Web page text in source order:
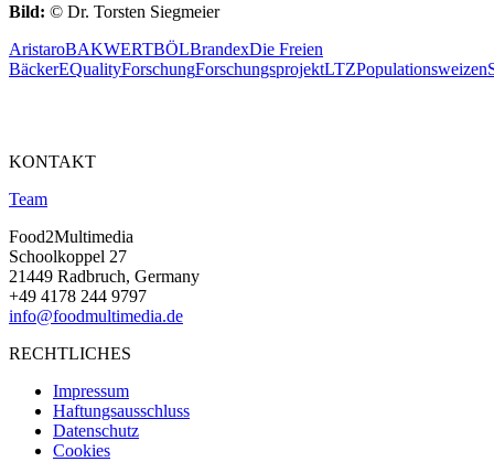
Bild: © Dr. Torsten Siegmeier
AristaroBAKWERTBÖLBrandexDie Freien
BäckerEQualityForschungForschungsprojektLTZPopulationsweizen
KONTAKT
Team
Food2Multimedia
Schoolkoppel 27
21449 Radbruch, Germany
+49 4178 244 9797
info@foodmultimedia.de
RECHTLICHES
Impressum
Haftungsausschluss
Datenschutz
Cookies